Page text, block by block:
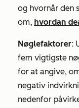
og hvornår den
om, hvordan
Nøglefaktorer:
fem vigtigste
for at angive,
negativ
nedenfor